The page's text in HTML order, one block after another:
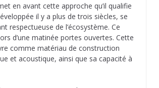
en avant cette approche qu’il qualifie
il y a plus de trois siècles, se
respectueuse de l’écosystème. Ce
d’une matinée portes ouvertes. Cette
comme matériau de construction
et acoustique, ainsi que sa capacité à